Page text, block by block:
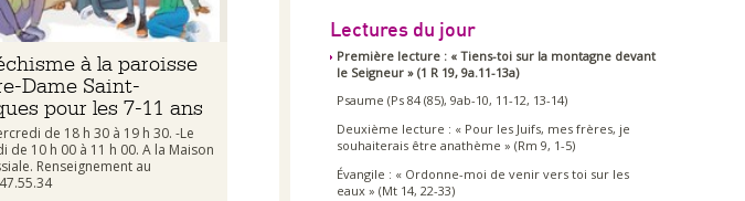
à la paroisse
Dame Saint-
pour les 7-11 ans
de 18 h 30 à 19 h 30. -Le
de 10 h 00 à 11 h 00. A la Maison
Renseignement au
Lectures du jour
Première lecture : « Tiens-toi sur la montagne devant
le Seigneur » (1 R 19, 9a.11-13a)
Psaume (Ps 84 (85), 9ab-10, 11-12, 13-14)
Deuxième lecture : « Pour les Juifs, mes frères, je
souhaiterais être anathème » (Rm 9, 1-5)
Évangile : « Ordonne-moi de venir vers toi sur les
eaux » (Mt 14, 22-33)